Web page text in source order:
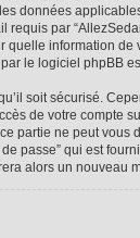
données
requis par
quelle information
le logiciel phpBB
soit sécurisé.
de votre compte
partie ne peut
passe” qui est
alors un nouveau